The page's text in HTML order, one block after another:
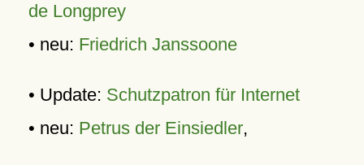
de Longprey
• neu: Friedrich Janssoone
• Update: Schutzpatron für Internet
• neu: Petrus der Einsiedler,